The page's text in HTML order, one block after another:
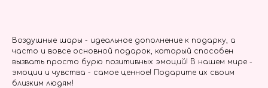
Воздушные шары - идеальное дополнение к подарку, а
часто и вовсе основной подарок, который способен
вызвать просто бурю позитивных эмоций! В нашем мире -
эмоции и чувства - самое ценное! Подарите их своим
близким людям!